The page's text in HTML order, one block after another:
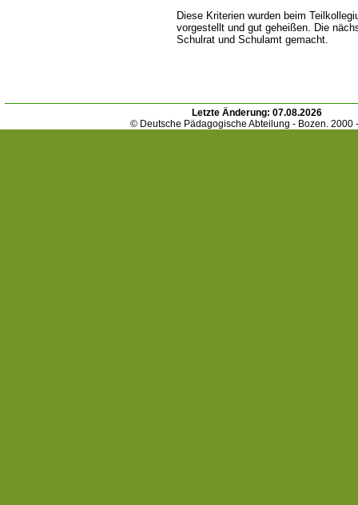
Diese Kriterien wurden beim
vorgestellt und gut geheißen. Die
Schulrat und Schulamt gemacht.
Letzte Änderung: 07.08.2026
© Deutsche Pädagogische Abteilung - Bozen. 2000